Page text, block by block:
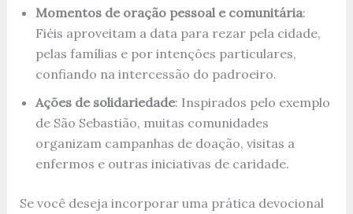
Momentos de oração pessoal e comunitária:
Fiéis aproveitam a data para rezar pela cidade,
pelas famílias e por intenções particulares,
confiando na intercessão do padroeiro.
Ações de solidariedade: Inspirados pelo exemplo
de São Sebastião, muitas comunidades
organizam campanhas de doação, visitas a
enfermos e outras iniciativas de caridade.
Se você deseja incorporar uma prática devocional